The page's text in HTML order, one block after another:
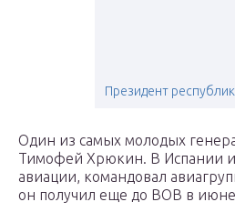
Президент
Один из самых молодых
Тимофей Хрюкин. В Испании и
авиации, командовал
он получил еще до ВОВ в июне